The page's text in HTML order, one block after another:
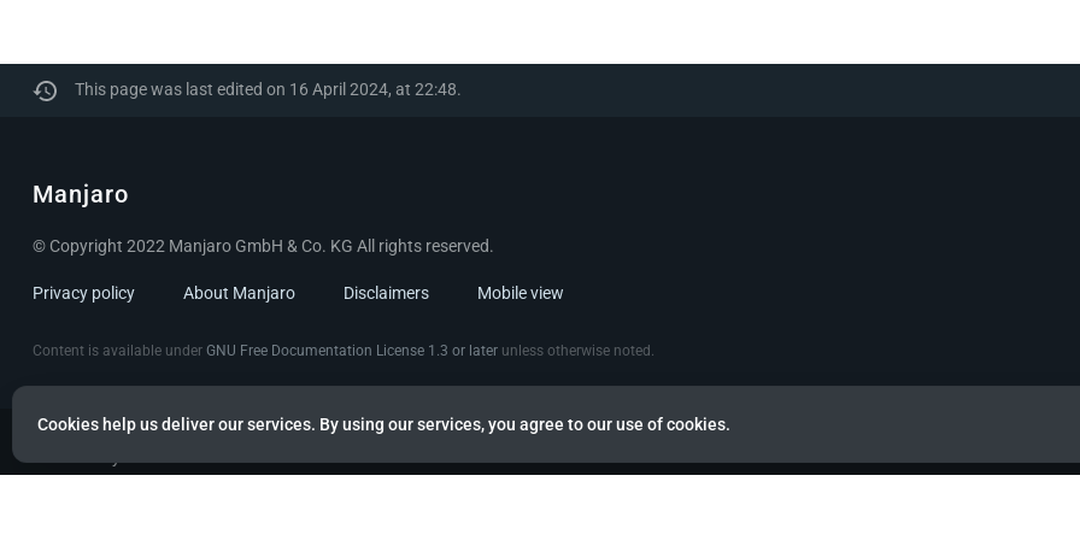
Cookies help us deliver our services. By using our services, you agree to our use of cookies.
This page was last edited on 16 April 2024, at 22:48.
Manjaro
© Copyright 2022 Manjaro GmbH & Co. KG All rights reserved.
Privacy policy About Manjaro Disclaimers Mobile view
Content is available under GNU Free Documentation License 1.3 or later unless otherwise noted.